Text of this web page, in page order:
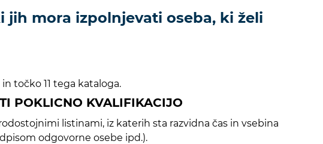
mora izpolnjevati oseba, ki želi
in točko 11 tega kataloga.
POKLICNO KVALIFIKACIJO
listinami, iz katerih sta razvidna čas in vsebina
odgovorne osebe ipd.).